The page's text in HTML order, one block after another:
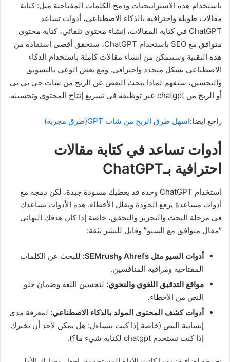
باستخدام هذه الاستراتيجيات ودمج الكلمات المفتاحية مثل: كتابة
مقالات طويلة واحترافية بالذكاء الاصطناعي، أدوات تساعد
ChatGPT في كتابة المقالات، إنشاء محتوى تلقائي، كتابة محتوى
متوافق مع SEO باستخدام ChatGPT، ستحقق أقصى استفادة من
هذه التقنية وستتمكن من إنشاء مقالات كاملة باستخدام الذكاء
الاصطناعي بشكل متجدد واحترافي. ومع بعض الوعي بالتسويق
والتحسين، ستفهم لماذا يبحث البعض عن الربح من شات جي بي تي
أو الربح من chatgpt عبر توظيفه في تسريع إنتاج المحتوى وتحسينه.
راجع ايضا:اسهل طرق الربح من شات GPT(طرق مجربة)
أدوات تساعد في كتابة مقالات
احترافية بـChatGPT
استخدام ChatGPT وحده قد يعطيك مسودة جيدة، لكن دمجه مع
أدوات مساعدة يرفع الجودة ويقلل الأخطاء. هذه الأدوات تساعدك
في مرحلة البحث والتحرير والتحقق، خاصة إذا كان هدفك النهائي
“مقال متوافق مع السيو” وقابل للنشر بثقة:
أدوات السيو مثل Ahrefs وSEMrush:
للبحث عن الكلمات
المفتاحية ومراقبة المنافسين.
مواقع التدقيق اللغوي والنحوي: لتحسين اللغة وضمان خلو
النص من الأخطاء.
أدوات كشف المحتوى المولد بالذكاء الاصطناعي: لمعرفة مدى
إنسانية النص (خاصة إذا كنت تتساءل: هل يمكن لأحد أن يخبرك
إذا كنت تستخدم chatgpt لكتابة شيء ما؟).